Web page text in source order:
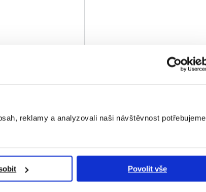
reklamy a analyzovali naši návštěvnost potřebujeme
Povolit vše